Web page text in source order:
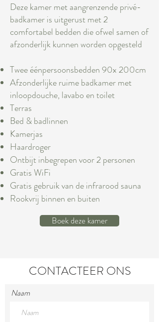
Deze kamer met aangrenzende privé-
badkamer is uitgerust met 2
comfortabel bedden die ofwel samen of
afzonderlijk kunnen worden opgesteld
Twee éénpersoonsbedden 90x 200cm
Afzonderlijke ruime badkamer met
inloopdouche, lavabo en toilet
Terras
Bed & badlinnen
Kamerjas
Haardroger
Ontbijt inbegrepen voor 2 personen
Gratis WiFi
Gratis gebruik van de infrarood sauna
Rookvrij binnen en buiten
Boek deze kamer
CONTACTEER ONS
Naam